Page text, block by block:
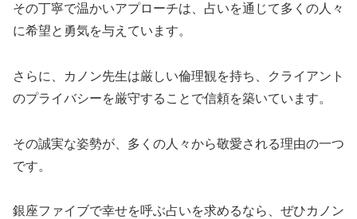
その丁寧で温かいアプローチは、占いを通じて多くの人々
に希望と勇気を与えています。
さらに、カノン先生は厳しい倫理観を持ち、クライアント
のプライバシーを厳守することで信頼を築いています。
その誠実な姿勢が、多くの人々から敬愛される理由の一つ
です。
銀座ファイブで幸せを呼ぶ占いを求めるなら、ぜひカノン